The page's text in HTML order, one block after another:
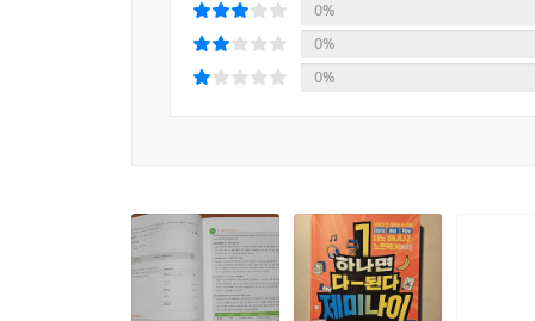
인물 포즈 변경하기
인물 의상 변경하기
08 여러 장의 이미지를 한 장의 사진으로 합성하려
4장의 이미지를 한번에 합성하기
0%
0%
0%